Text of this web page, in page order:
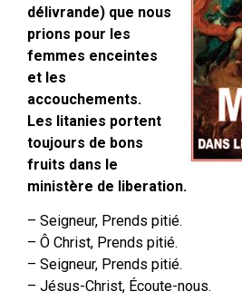
délivrande) que nous
prions pour les
femmes enceintes
et les
accouchements.
Les litanies portent
toujours de bons
fruits dans le
ministère de liberation.
– Seigneur, Prends pitié.
– Ô Christ, Prends pitié.
– Seigneur, Prends pitié.
– Jésus-Christ, Écoute-nous.